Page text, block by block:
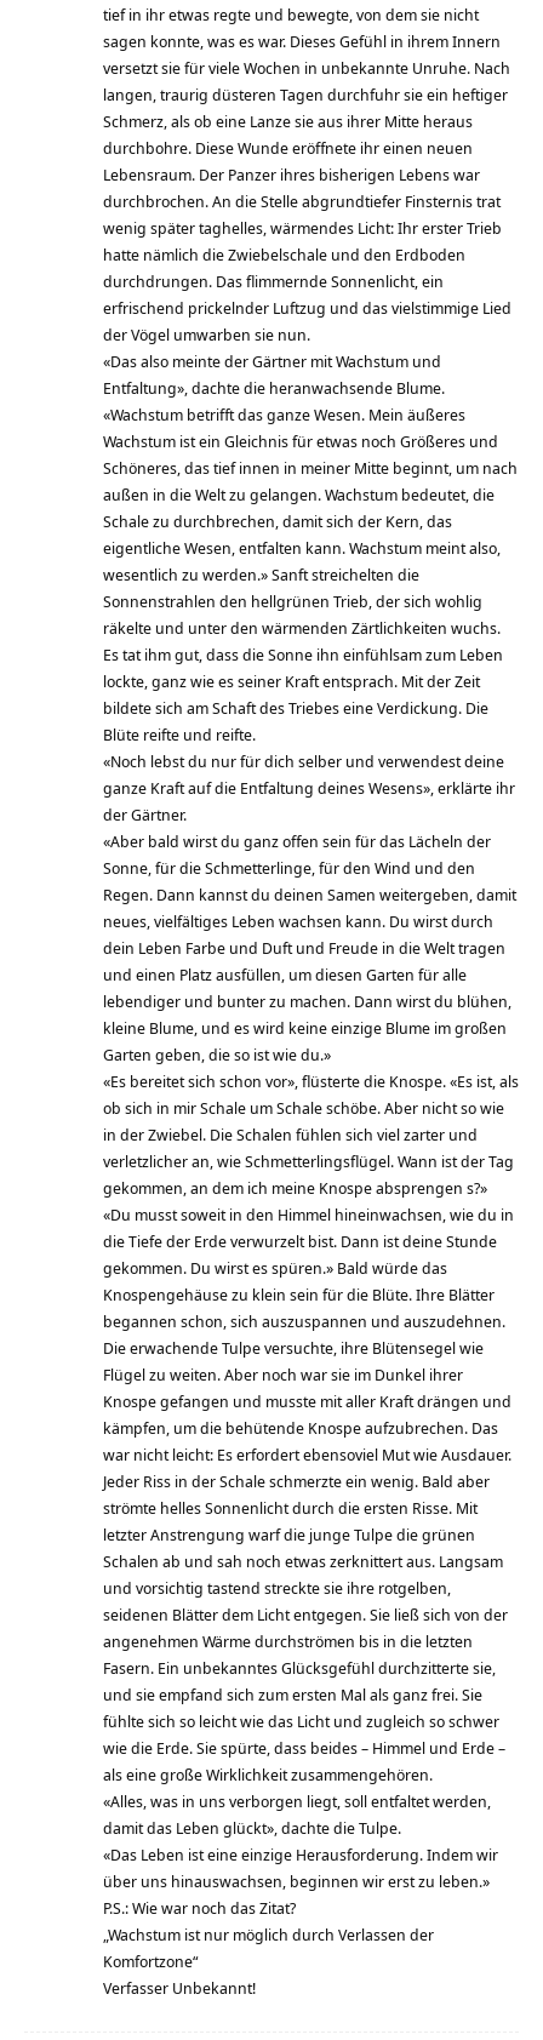
tief in ihr etwas regte und bewegte, von dem sie nicht
sagen konnte, was es war. Dieses Gefühl in ihrem Innern
versetzt sie für viele Wochen in unbekannte Unruhe. Nach
langen, traurig düsteren Tagen durchfuhr sie ein heftiger
Schmerz, als ob eine Lanze sie aus ihrer Mitte heraus
durchbohre. Diese Wunde eröffnete ihr einen neuen
Lebensraum. Der Panzer ihres bisherigen Lebens war
durchbrochen. An die Stelle abgrundtiefer Finsternis trat
wenig später taghelles, wärmendes Licht: Ihr erster Trieb
hatte nämlich die Zwiebelschale und den Erdboden
durchdrungen. Das flimmernde Sonnenlicht, ein
erfrischend prickelnder Luftzug und das vielstimmige Lied
der Vögel umwarben sie nun.
«Das also meinte der Gärtner mit Wachstum und
Entfaltung», dachte die heranwachsende Blume.
«Wachstum betrifft das ganze Wesen. Mein äußeres
Wachstum ist ein Gleichnis für etwas noch Größeres und
Schöneres, das tief innen in meiner Mitte beginnt, um nach
außen in die Welt zu gelangen. Wachstum bedeutet, die
Schale zu durchbrechen, damit sich der Kern, das
eigentliche Wesen, entfalten kann. Wachstum meint also,
wesentlich zu werden.» Sanft streichelten die
Sonnenstrahlen den hellgrünen Trieb, der sich wohlig
räkelte und unter den wärmenden Zärtlichkeiten wuchs.
Es tat ihm gut, dass die Sonne ihn einfühlsam zum Leben
lockte, ganz wie es seiner Kraft entsprach. Mit der Zeit
bildete sich am Schaft des Triebes eine Verdickung. Die
Blüte reifte und reifte.
«Noch lebst du nur für dich selber und verwendest deine
ganze Kraft auf die Entfaltung deines Wesens», erklärte ihr
der Gärtner.
«Aber bald wirst du ganz offen sein für das Lächeln der
Sonne, für die Schmetterlinge, für den Wind und den
Regen. Dann kannst du deinen Samen weitergeben, damit
neues, vielfältiges Leben wachsen kann. Du wirst durch
dein Leben Farbe und Duft und Freude in die Welt tragen
und einen Platz ausfüllen, um diesen Garten für alle
lebendiger und bunter zu machen. Dann wirst du blühen,
kleine Blume, und es wird keine einzige Blume im großen
Garten geben, die so ist wie du.»
«Es bereitet sich schon vor», flüsterte die Knospe. «Es ist, als
ob sich in mir Schale um Schale schöbe. Aber nicht so wie
in der Zwiebel. Die Schalen fühlen sich viel zarter und
verletzlicher an, wie Schmetterlingsflügel. Wann ist der Tag
gekommen, an dem ich meine Knospe absprengen s?»
«Du musst soweit in den Himmel hineinwachsen, wie du in
die Tiefe der Erde verwurzelt bist. Dann ist deine Stunde
gekommen. Du wirst es spüren.» Bald würde das
Knospengehäuse zu klein sein für die Blüte. Ihre Blätter
begannen schon, sich auszuspannen und auszudehnen.
Die erwachende Tulpe versuchte, ihre Blütensegel wie
Flügel zu weiten. Aber noch war sie im Dunkel ihrer
Knospe gefangen und musste mit aller Kraft drängen und
kämpfen, um die behütende Knospe aufzubrechen. Das
war nicht leicht: Es erfordert ebensoviel Mut wie Ausdauer.
Jeder Riss in der Schale schmerzte ein wenig. Bald aber
strömte helles Sonnenlicht durch die ersten Risse. Mit
letzter Anstrengung warf die junge Tulpe die grünen
Schalen ab und sah noch etwas zerknittert aus. Langsam
und vorsichtig tastend streckte sie ihre rotgelben,
seidenen Blätter dem Licht entgegen. Sie ließ sich von der
angenehmen Wärme durchströmen bis in die letzten
Fasern. Ein unbekanntes Glücksgefühl durchzitterte sie,
und sie empfand sich zum ersten Mal als ganz frei. Sie
fühlte sich so leicht wie das Licht und zugleich so schwer
wie die Erde. Sie spürte, dass beides – Himmel und Erde –
als eine große Wirklichkeit zusammengehören.
«Alles, was in uns verborgen liegt, soll entfaltet werden,
damit das Leben glückt», dachte die Tulpe.
«Das Leben ist eine einzige Herausforderung. Indem wir
über uns hinauswachsen, beginnen wir erst zu leben.»
P.S.: Wie war noch das Zitat?
„Wachstum ist nur möglich durch Verlassen der
Komfortzone“
Verfasser Unbekannt!